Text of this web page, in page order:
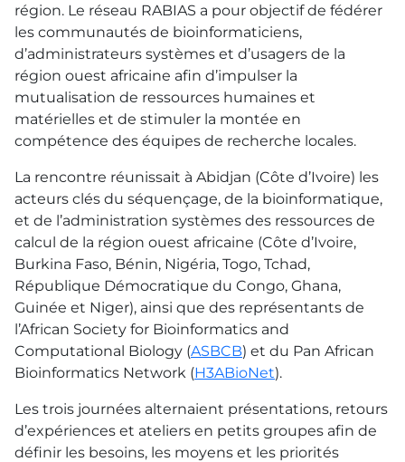
région. Le réseau RABIAS a pour objectif de fédérer
les communautés de bioinformaticiens,
d’administrateurs systèmes et d’usagers de la
région ouest africaine afin d’impulser la
mutualisation de ressources humaines et
matérielles et de stimuler la montée en
compétence des équipes de recherche locales.
La rencontre réunissait à Abidjan (Côte d’Ivoire) les
acteurs clés du séquençage, de la bioinformatique,
et de l’administration systèmes des ressources de
calcul de la région ouest africaine (Côte d’Ivoire,
Burkina Faso, Bénin, Nigéria, Togo, Tchad,
République Démocratique du Congo, Ghana,
Guinée et Niger), ainsi que des représentants de
l’African Society for Bioinformatics and
Computational Biology (ASBCB) et du Pan African
Bioinformatics Network (H3ABioNet).
Les trois journées alternaient présentations, retours
d’expériences et ateliers en petits groupes afin de
définir les besoins, les moyens et les priorités